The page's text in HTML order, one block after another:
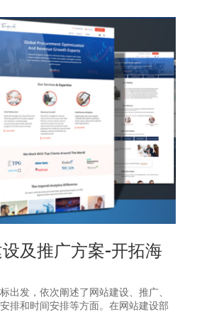
及推广方案-开拓海
出发，依次阐述了网站建设、推广、
排和时间安排等方面。在网站建设部